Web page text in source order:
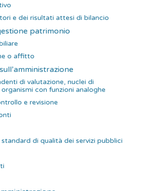
e dei risultati attesi di bilancio
patrimonio
o affitto
di valutazione, nuclei di
con funzioni analoghe
e revisione
di qualità dei servizi pubblici